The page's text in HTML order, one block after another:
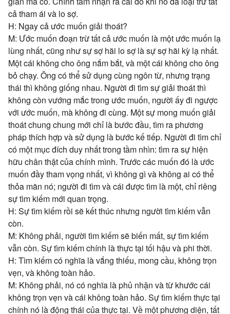
cả tham ái và lo sợ.
H: Ngay cả ước muốn giải thoát?
M: Ước muốn đoạn trừ tất cả ước muốn là một ước muốn lạ
lùng nhất, cũng như sự sợ hãi lo sợ là sự sợ hãi kỳ lạ nhất.
Một cái không cho ông nắm bắt, và một cái không cho ông
bỏ chạy. Ông có thể sử dụng cùng ngôn từ, nhưng trạng
thái thì không giống nhau. Người đi tìm sự giải thoát thì
không còn vướng mắc trong ước muốn, người ấy đi ngược
với ước muốn, mà không đi cùng. Một sự mong muốn giải
thoát chung chung mới chỉ là bước đầu, tìm ra phương
pháp thích hợp và sử dụng là bước kế tiếp. Người đi tìm chỉ
có một mục đích duy nhất trong tầm nhìn: tìm ra sự hiện
hữu chân thật của chính mình. Trước các muốn đó là ước
muốn đầy tham vọng nhất, vì không gì và không ai có thể
thỏa mãn nó; người đi tìm và cái được tìm là một, chỉ riêng
sự tìm kiếm mới quan trọng.
H: Sự tìm kiếm rồi sẽ kết thúc nhưng người tìm kiếm vẫn
còn.
M: Không phải, người tìm kiếm sẽ biến mất, sự tìm kiếm
vẫn còn. Sự tìm kiếm chính là thực tại tối hậu và phi thời.
H: Tìm kiếm có nghĩa là vắng thiếu, mong cầu, không trọn
vẹn, và không toàn hảo.
M: Không phải, nó có nghĩa là phủ nhận và từ khước cái
không trọn vẹn và cái không toàn hảo. Sự tìm kiếm thực tại
chính nó là động thái của thực tại. Về một phương diện, tất